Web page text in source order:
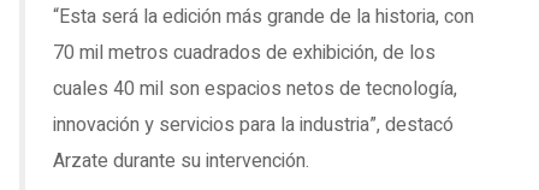
“Esta será la edición más grande de la historia, con
70 mil metros cuadrados de exhibición, de los
cuales 40 mil son espacios netos de tecnología,
innovación y servicios para la industria”, destacó
Arzate durante su intervención.